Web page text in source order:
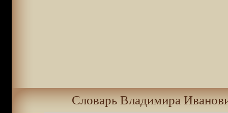
Словарь Владимира